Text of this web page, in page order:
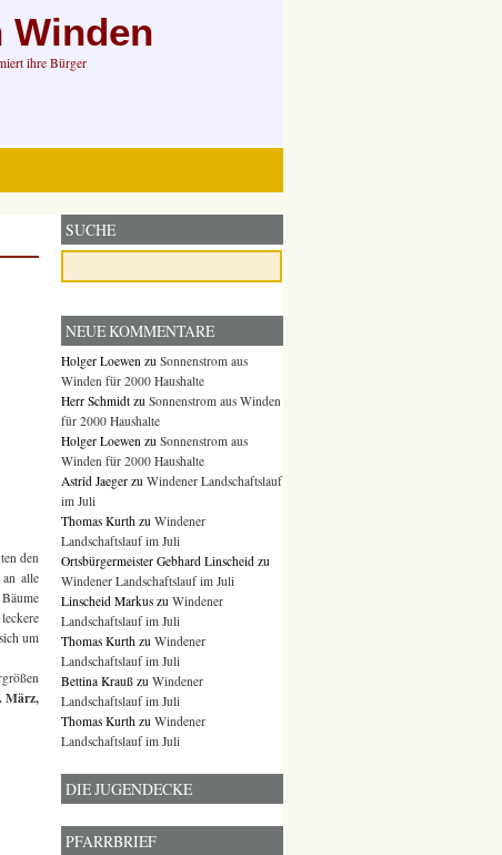
Winden
ihre Bürger
den
alle
um
März,
SUCHE
NEUE KOMMENTARE
Holger Loewen zu Sonnenstrom aus
Winden für 2000 Haushalte
Herr Schmidt zu Sonnenstrom aus Winden
für 2000 Haushalte
Holger Loewen zu Sonnenstrom aus
Winden für 2000 Haushalte
Astrid Jaeger zu Windener Landschaftslauf
im Juli
Thomas Kurth zu Windener
Landschaftslauf im Juli
Ortsbürgermeister Gebhard Linscheid zu
Windener Landschaftslauf im Juli
Linscheid Markus zu Windener
Landschaftslauf im Juli
Thomas Kurth zu Windener
Landschaftslauf im Juli
Bettina Krauß zu Windener
Landschaftslauf im Juli
Thomas Kurth zu Windener
Landschaftslauf im Juli
DIE JUGENDECKE
PFARRBRIEF